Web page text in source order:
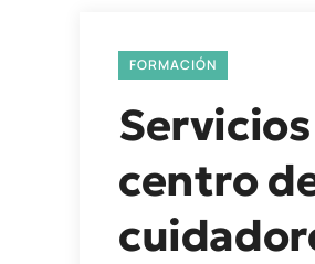
FORMACIÓN
centro